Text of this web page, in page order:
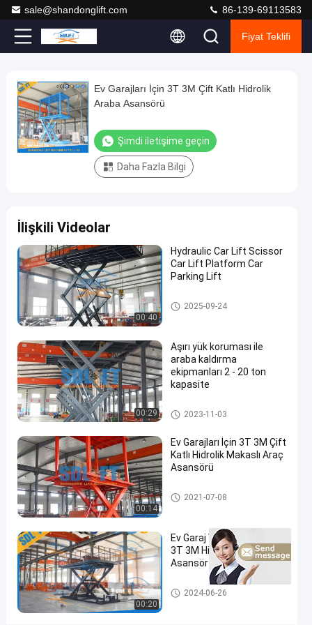
sale@shandonglift.com 86-139-69113583
Fiyat Teklifi
Play
Video
Time
0:00/0:00
Loaded
Auto
Ev
Garajları
İçin
3T
Hidrolik
Araba
Asansörü
Makaslı
Araç
Asansörü
2022-
06-14
197
görüşler
Şimdi
#
otomotiv
makaslı
platform
#
araba
asansörü
#
araç
makaslı
E
v
G
a
a
Ev Garajları İçin 3T 3M Çift Katlı Hidrolik
Araba Asansörü
Şimdi iletişime geçin
Daha Fazla Bilgi
İlişkili Videolar
00:40
Hydraulic Car Lift Scissor
Car Lift Platform Car
Parking Lift
Makaslı Araç Asansörü
2025-09-24
00:29
Aşırı yük koruması ile
araba kaldırma
ekipmanları 2 - 20 ton
kapasite
Makaslı Araç Asansörü
2023-11-03
00:14
Ev Garajları İçin 3T 3M Çift
Katlı Hidrolik Makaslı Araç
Asansörü
Makaslı Araç Asansörü
2021-07-08
00:20
Ev Garaj Villa Bodrum İçin
3T 3M Hidrolik Otomatik
Asansör Otopark Asansör
Makaslı Araç Asansörü
2024-06-26